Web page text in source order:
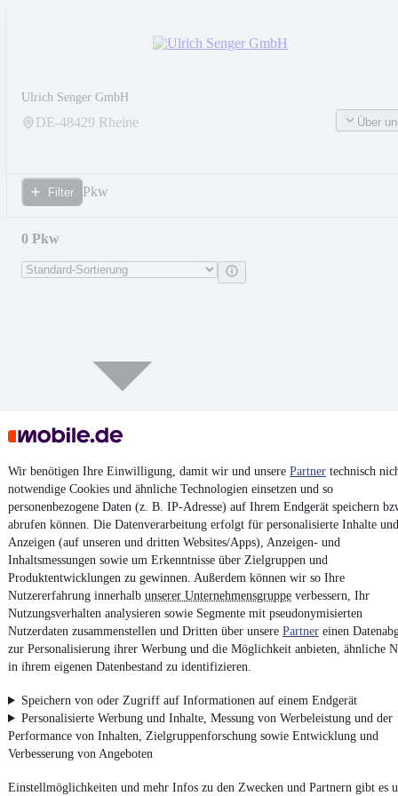
Wir benötigen Ihre Einwilligung, damit wir und unsere Partner technisch
notwendige Cookies und ähnliche Technologien einsetzen und so
personenbezogene Daten (z. B. IP-Adresse) auf Ihrem Endgerät speichern
abrufen können. Die Datenverarbeitung erfolgt für personalisierte Inhalte und
Anzeigen (auf unseren und dritten Websites/Apps), Anzeigen- und
Inhaltsmessungen sowie um Erkenntnisse über Zielgruppen und
Produktentwicklungen zu gewinnen. Außerdem können wir so Ihre
Nutzererfahrung innerhalb unserer Unternehmensgruppe verbessern, Ihr
Nutzungsverhalten analysieren sowie Segmente mit pseudonymisierten
Nutzerdaten zusammenstellen und Dritten über unsere Partner einen
zur Personalisierung ihrer Werbung und die Möglichkeit anbieten, ähnliche
in ihrem eigenen Datenbestand zu identifizieren.
Speichern von oder Zugriff auf Informationen auf einem Endgerät
Personalisierte Werbung und Inhalte, Messung von Werbeleistung und der
Performance von Inhalten, Zielgruppenforschung sowie Entwicklung und
Verbesserung von Angeboten
Einstellmöglichkeiten und mehr Infos zu den Zwecken und Partnern gibt es
Ulrich Senger GmbH
DE-48429 Rheine Über
Filter Pkw
0 Pkw
Keine Inserate gefunden
¹MwSt. ausweisbar
Nutze mobile.de schnell und einfach
App installieren